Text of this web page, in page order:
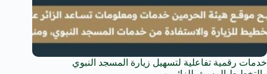
خدمات رقمية تفاعلية لتسهيل زيارة المسجد النبوي